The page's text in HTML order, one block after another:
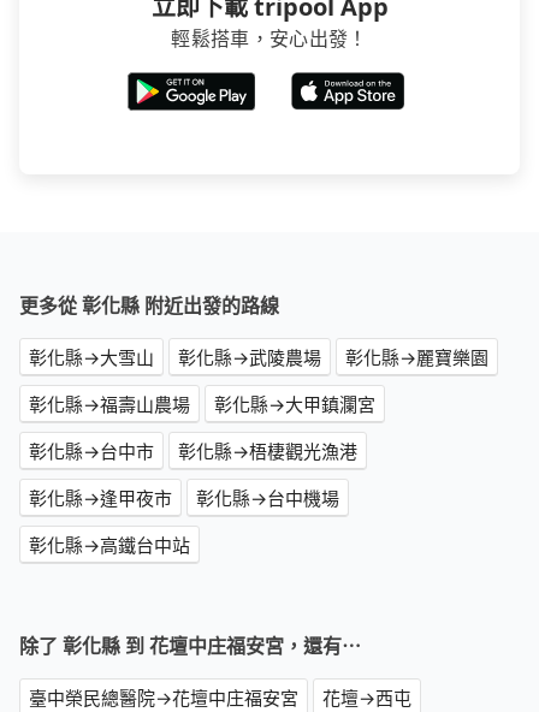
立即下載 tripool App
輕鬆搭車，安心出發！
更多從 彰化縣 附近出發的路線
彰化縣→大雪山 彰化縣→武陵農場
彰化縣→麗寶樂園
彰化縣→福壽山農場
彰化縣→大甲鎮瀾宮
彰化縣→台中市
彰化縣→梧棲觀光漁港
彰化縣→逢甲夜市
彰化縣→台中機場
彰化縣→高鐵台中站
除了 彰化縣 到 花壇中庄福安宮，還有⋯
臺中榮民總醫院→花壇中庄福安宮
花壇→西屯